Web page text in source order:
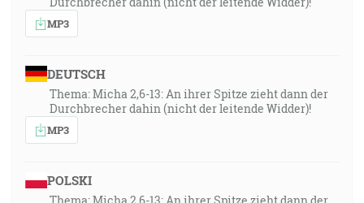
MP3
DEUTSCH
Thema: Micha 2,6-13: An ihrer Spitze zieht dann der
Durchbrecher dahin (nicht der leitende Widder)!
MP3
POLSKI